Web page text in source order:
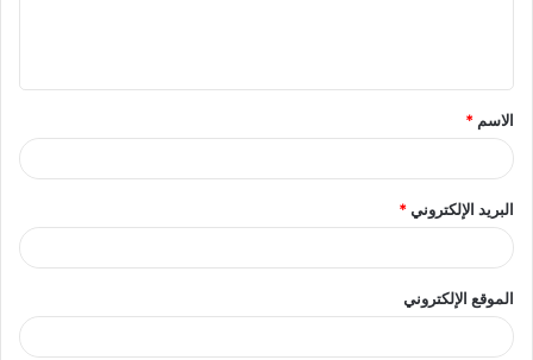
ق
*
الاسم *
البريد الإلكتروني*
الموقع الإلكتروني